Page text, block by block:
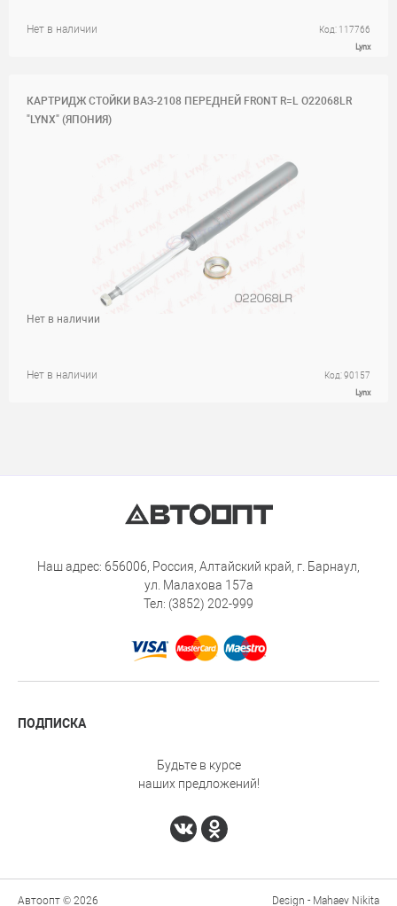
Нет в наличии Код: 117766
Lynx
КАРТРИДЖ СТОЙКИ ВАЗ-2108 ПЕРЕДНЕЙ FRONT R=L O22068LR
"LYNX" (ЯПОНИЯ)
Нет в наличии Код: 90157
Lynx
Нет в наличии
Наш адрес: 656006, Россия, Алтайский край, г. Барнаул,
ул. Малахова 157а
Тел: (3852) 202-999
ПОДПИСКА
Будьте в курсе
наших предложений!
Автоопт © 2026 Design - Mahaev Nikita